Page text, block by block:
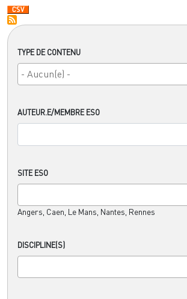
TYPE DE CONTENU
AUTEUR.E/MEMBRE ESO
SITE ESO
Angers, Caen, Le Mans, Nantes, Rennes
DISCIPLINE(S)